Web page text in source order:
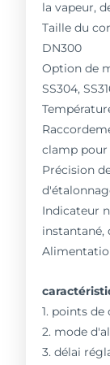
la vapeur,
Taille du
DN300
Option de
SS304,
clamp pour
Précision
Indicateur
instantané,
1. points
2. mode
3. délai